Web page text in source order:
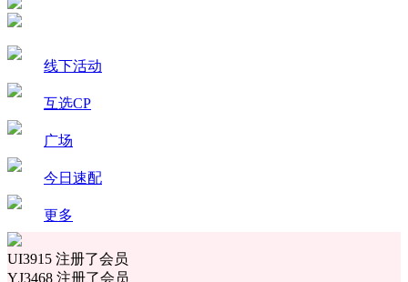
线下活动
互选CP
广场
今日速配
更多
UI3915 注册了会员
YJ3468 注册了会员